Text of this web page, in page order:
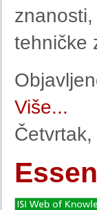
tehničke
Više...